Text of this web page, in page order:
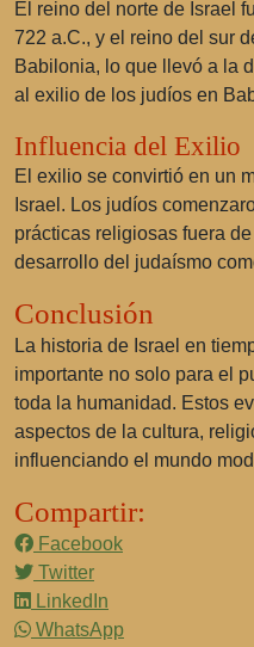
El reino del norte de Israel
722 a.C., y el reino del sur
Babilonia, lo que llevó a la
al exilio de los judíos en
Influencia del Exilio
El exilio se convirtió en un
Israel. Los judíos
prácticas religiosas fuera
desarrollo del judaísmo
Conclusión
La historia de Israel en
importante no solo para el
toda la humanidad. Estos
aspectos de la cultura,
influenciando el mundo
Compartir:
Facebook
Twitter
LinkedIn
WhatsApp